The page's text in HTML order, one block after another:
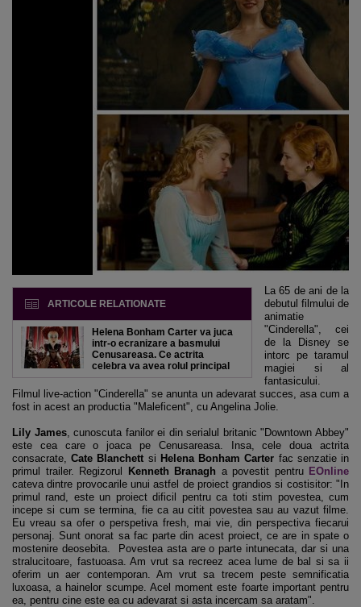
ARTICOLE RELATIONATE
Helena Bonham Carter va juca
intr-o ecranizare a basmului
Cenusareasa. Ce actrita
celebra va avea rolul principal
La 65 de ani de la
debutul filmului de
animatie
"Cinderella", cei
de la Disney se
intorc pe taramul
magiei si al
fantasicului.
Filmul live-action "Cinderella" se anunta un adevarat succes, asa cum a
fost in acest an productia "Maleficent", cu Angelina Jolie.
Lily James, cunoscuta fanilor ei din serialul britanic "Downtown Abbey"
este cea care o joaca pe Cenusareasa. Insa, cele doua actrita
consacrate, Cate Blanchett si Helena Bonham Carter fac senzatie in
primul trailer. Regizorul
Kenneth Branagh a povestit pentru EOnline
cateva dintre provocarile unui astfel de proiect grandios si costisitor: "In
primul rand, este un proiect dificil pentru ca toti stim povestea, cum
incepe si cum se termina, fie ca au citit povestea sau au vazut filme.
Eu vreau sa ofer o perspetiva fresh, mai vie, din perspectiva fiecarui
personaj. Sunt onorat sa fac parte din acest proiect, ce are in spate o
mostenire deosebita. Povestea asta are o parte intunecata, dar si una
stralucitoare, fastuoasa. Am vrut sa recreez acea lume de bal si sa ii
oferim un aer contemporan. Am vrut sa trecem peste semnificatia
luxoasa, a hainelor scumpe. Acel moment este foarte important pentru
ea, pentru cine este ea cu adevarat si asta incercam sa aratam".